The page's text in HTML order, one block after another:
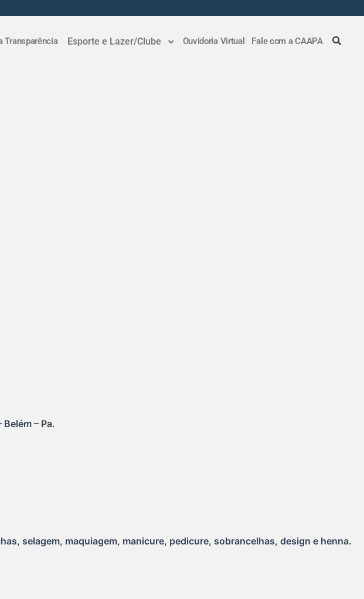
Transparência Esporte e Lazer/Clube Ouvidoria Virtual Fale com a CAAPA
– Pa.
selagem, maquiagem, manicure, pedicure, sobrancelhas, design e henna.